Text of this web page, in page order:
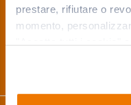
prestare, rifiutare o
momento,
acconsenti all'uso dei
3
Lecco
Lissone